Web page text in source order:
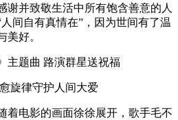
谢并致敬生活中所有饱含善意的人
间自有真情在”，因为世间有了温
美好。
旋律守护人间大爱
着电影的画面徐徐展开，歌手毛不